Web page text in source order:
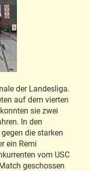
der Landesliga.
auf dem vierten
sie zwei
In den
die starken
ein Remi
vom USC
geschossen